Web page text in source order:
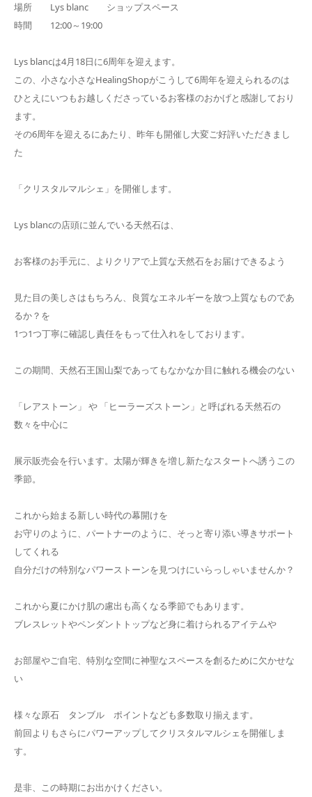
場所 Lys blanc ショップスペース
時間 12:00～19:00
Lys blancは4月18日に6周年を迎えます。
この、小さな小さなHealingShopがこうして6周年を迎えられるのは
ひとえにいつもお越しくださっているお客様のおかげと感謝しており
ます。
その6周年を迎えるにあたり、昨年も開催し大変ご好評いただきまし
た
「クリスタルマルシェ」を開催します。
Lys blancの店頭に並んでいる天然石は、
お客様のお手元に、よりクリアで上質な天然石をお届けできるよう
見た目の美しさはもちろん、良質なエネルギーを放つ上質なものであ
るか？を
1つ1つ丁寧に確認し責任をもって仕入れをしております。
この期間、天然石王国山梨であってもなかなか目に触れる機会のない
「レアストーン」 や 「ヒーラーズストーン」と呼ばれる天然石の
数々を中心に
展示販売会を行います。太陽が輝きを増し新たなスタートへ誘うこの
季節。
これから始まる新しい時代の幕開けを
お守りのように、パートナーのように、そっと寄り添い導きサポート
してくれる
自分だけの特別なパワーストーンを見つけにいらっしゃいませんか？
これから夏にかけ肌の慮出も高くなる季節でもあります。
ブレスレットやペンダントトップなど身に着けられるアイテムや
お部屋やご自宅、特別な空間に神聖なスペースを創るために欠かせな
い
様々な原石 タンブル ポイントなども多数取り揃えます。
前回よりもさらにパワーアップしてクリスタルマルシェを開催しま
す。
是非、この時期にお出かけください。